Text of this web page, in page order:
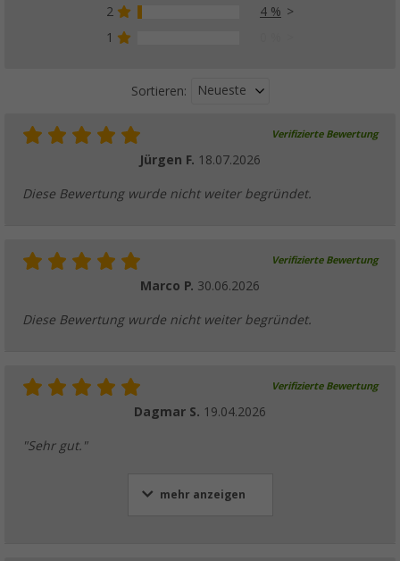
2
4 %
1
Sortieren: Neueste
Verifizierte Bewertung
Jürgen F. 18.07.2026
Diese Bewertung wurde nicht weiter begründet.
Verifizierte Bewertung
Marco P. 30.06.2026
Diese Bewertung wurde nicht weiter begründet.
Verifizierte Bewertung
Dagmar S. 19.04.2026
"Sehr gut."
mehr anzeigen